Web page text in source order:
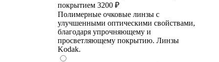
покрытием 3200 ₽
Полимерные очковые линзы с
улучшенными оптическими свойствами,
благодаря упрочняющему и
просветляющему покрытию. Линзы
Kodak.